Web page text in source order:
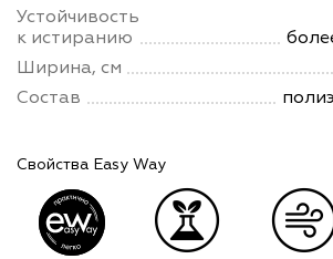
Устойчивость
к истиранию
Ширина, см
Состав
Свойства Easy Way